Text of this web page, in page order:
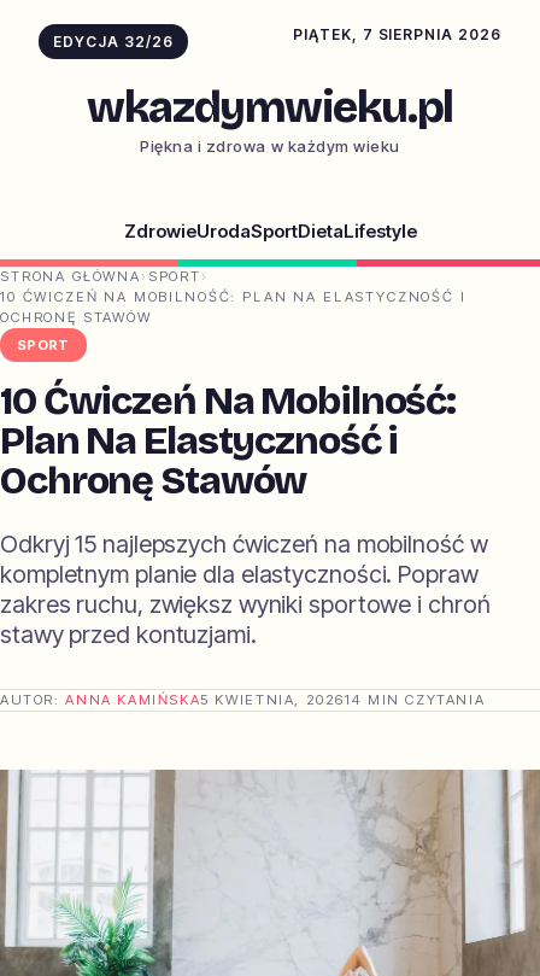
EDYCJA 32/26 PIĄTEK, 7 SIERPNIA 2026
wkazdymwieku.pl
Piękna i zdrowa w każdym wieku
ZdrowieUrodaSportDietaLifestyle
STRONA GŁÓWNA › SPORT ›
10 ĆWICZEŃ NA MOBILNOŚĆ: PLAN NA ELASTYCZNOŚĆ I
OCHRONĘ STAWÓW
SPORT
10 Ćwiczeń Na Mobilność:
Plan Na Elastyczność i
Ochronę Stawów
Odkryj 15 najlepszych ćwiczeń na mobilność w
kompletnym planie dla elastyczności. Popraw
zakres ruchu, zwiększ wyniki sportowe i chroń
stawy przed kontuzjami.
AUTOR:ANNA KAMIŃSKA5 KWIETNIA, 202614 MIN CZYTANIA